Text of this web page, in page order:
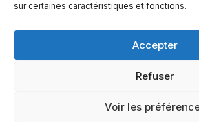
sur certaines caractéristiques et fonctions.
Accepter
Refuser
Voir les
© Copyright 2026 – Altomédia Inc |
Ce site internet a été conçu et